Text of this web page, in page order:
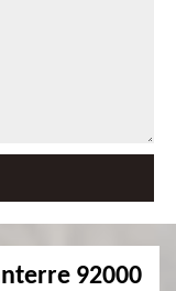
92000